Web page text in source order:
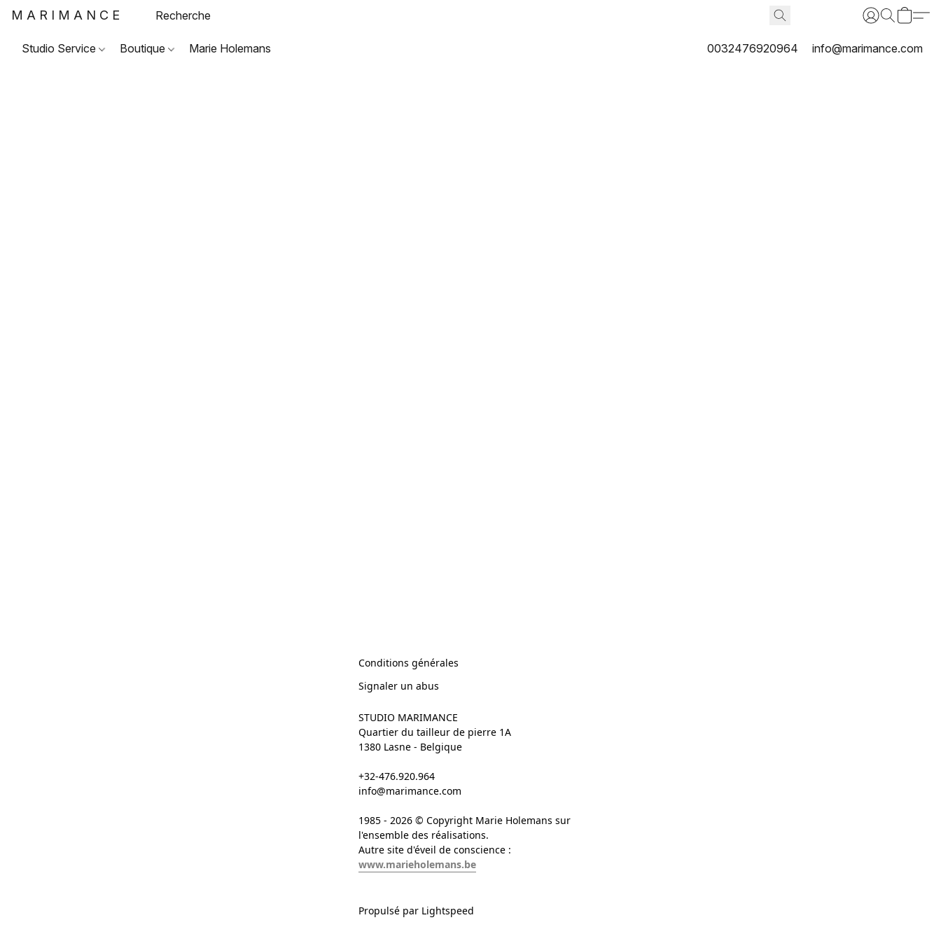
MARIMANCE
Studio Service Boutique Marie Holemans 0032476920964 info@marimance.com
Conditions générales
Signaler un abus
STUDIO MARIMANCE
Quartier du tailleur de pierre 1A
1380 Lasne - Belgique
+32-476.920.964
info@marimance.com
1985 - 2026 © Copyright Marie Holemans sur
l'ensemble des réalisations.
Autre site d'éveil de conscience :
www.marieholemans.be
Propulsé par Lightspeed